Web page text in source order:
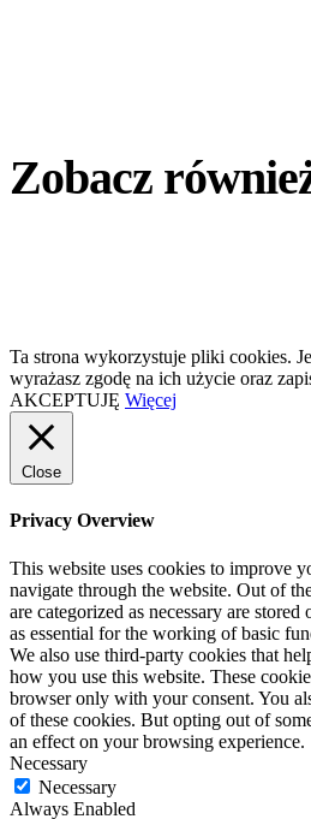
Zobacz
Ta strona wykorzystuje pliki cookies.
wyrażasz zgodę na ich użycie oraz
AKCEPTUJĘ Więcej
Close
Privacy Overview
This website uses cookies to improve
navigate through the website. Out of
are categorized as necessary are
as essential for the working of basic
We also use third-party cookies that
how you use this website. These
browser only with your consent. You
of these cookies. But opting out of
an effect on your browsing experience.
Necessary
Necessary
Always Enabled